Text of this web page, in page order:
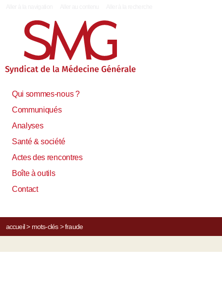
Qui sommes-nous ?
Communiqués
Analyses
Santé & société
Actes des rencontres
Boîte à outils
Contact
accueil> mots-clés> fraude